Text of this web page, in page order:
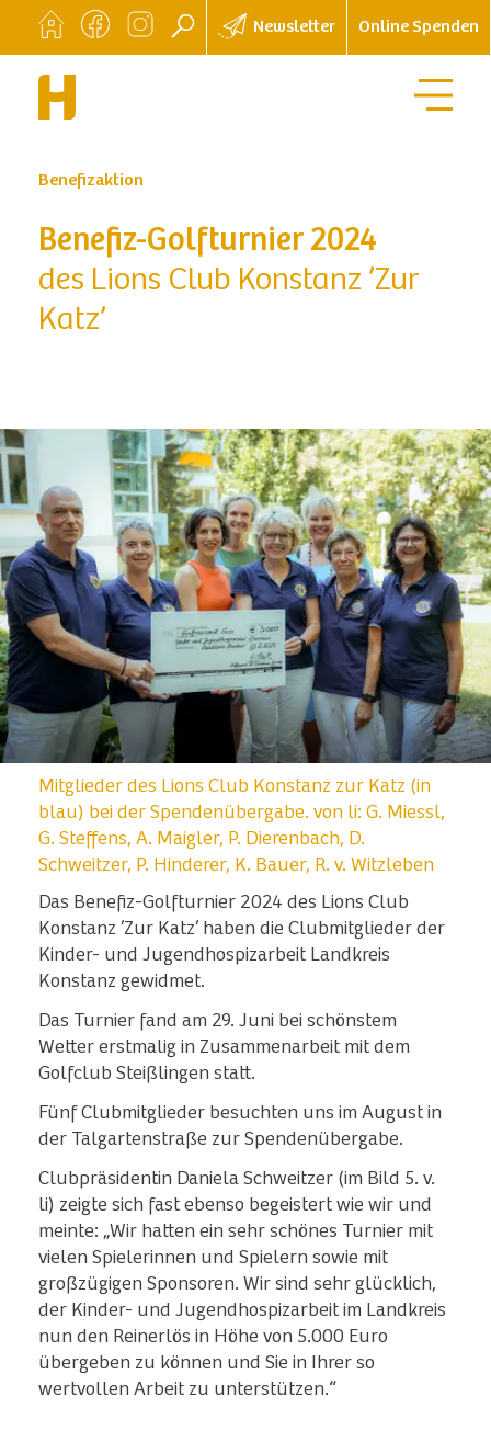
Newsletter Online Spenden
Benefizaktion
Benefiz-Golfturnier 2024
des Lions Club Konstanz ’Zur
Katz’
Mitglieder des Lions Club Konstanz zur Katz (in
blau) bei der Spendenübergabe. von li: G. Miessl,
G. Steffens, A. Maigler, P. Dierenbach, D.
Schweitzer, P. Hinderer, K. Bauer, R. v. Witzleben
Das Benefiz-Golfturnier 2024 des Lions Club
Konstanz ’Zur Katz’ haben die Clubmitglieder der
Kinder- und Jugendhospizarbeit Landkreis
Konstanz gewidmet.
Das Turnier fand am 29. Juni bei schönstem
Wetter erstmalig in Zusammenarbeit mit dem
Golfclub Steißlingen statt.
Fünf Clubmitglieder besuchten uns im August in
der Talgartenstraße zur Spendenübergabe.
Clubpräsidentin Daniela Schweitzer (im Bild 5. v.
li) zeigte sich fast ebenso begeistert wie wir und
meinte: „Wir hatten ein sehr schönes Turnier mit
vielen Spielerinnen und Spielern sowie mit
großzügigen Sponsoren. Wir sind sehr glücklich,
der Kinder- und Jugendhospizarbeit im Landkreis
nun den Reinerlös in Höhe von 5.000 Euro
übergeben zu können und Sie in Ihrer so
wertvollen Arbeit zu unterstützen.“